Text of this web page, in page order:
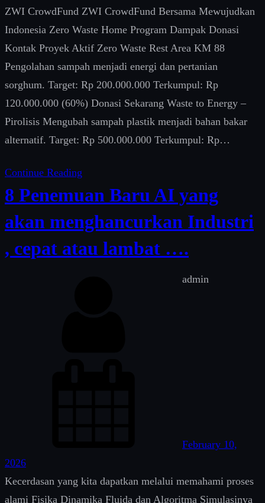
ZWI CrowdFund ZWI CrowdFund Bersama Mewujudkan
Indonesia Zero Waste Home Program Dampak Donasi
Kontak Proyek Aktif Zero Waste Rest Area KM 88
Pengolahan sampah menjadi energi dan pertanian
sorghum. Target: Rp 200.000.000 Terkumpul: Rp
120.000.000 (60%) Donasi Sekarang Waste to Energy –
Pirolisis Mengubah sampah plastik menjadi bahan bakar
alternatif. Target: Rp 500.000.000 Terkumpul: Rp…
Continue Reading
8 Penemuan Baru AI yang
akan menghancurkan Industri
, cepat atau lambat ….
admin
February 10,
2026
Kecerdasan yang kita dapatkan melalui memahami proses
alami Fisika Dinamika Fluida dan Algoritma Simulasinya